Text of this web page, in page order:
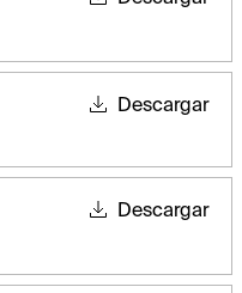
Descargar
Descargar